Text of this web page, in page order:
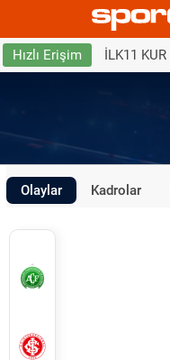
Hızlı Erişim İLK11 KUR
Olaylar Kadrolar